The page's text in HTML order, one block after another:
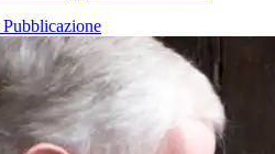
Pubblicazione